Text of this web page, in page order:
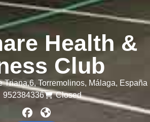
Health &
Club
Triana,6, Torremolinos, Málaga, España
952384336
Closed